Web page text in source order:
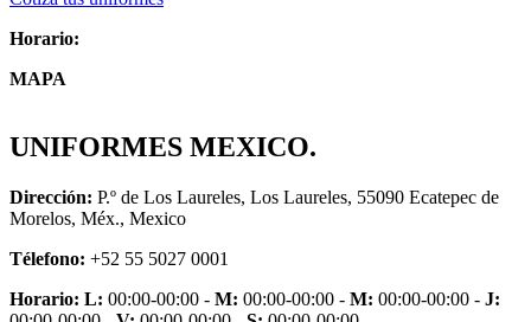
Horario:
MAPA
UNIFORMES MEXICO.
Dirección: P.º de Los Laureles, Los Laureles, 55090 Ecatepec de
Morelos, Méx., Mexico
Télefono: +52 55 5027 0001
Horario: L: 00:00-00:00 - M: 00:00-00:00 - M: 00:00-00:00 - J: